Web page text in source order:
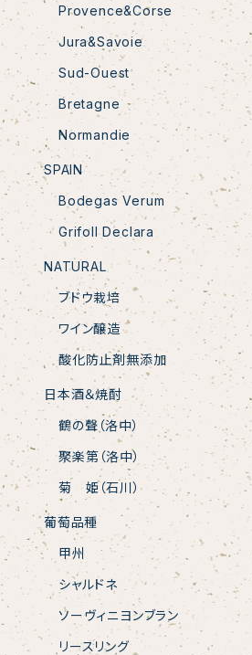
Provence&Corse
Jura&Savoie
Sud-Ouest
Bretagne
Normandie
SPAIN
Bodegas Verum
Grifoll Declara
NATURAL
ブドウ栽培
ワイン醸造
酸化防止剤無添加
日本酒＆焼酎
鶴の聲（洛中）
聚楽第（洛中）
菊 姫（石川）
葡萄品種
甲州
シャルドネ
ソーヴィニヨンブラン
リースリング